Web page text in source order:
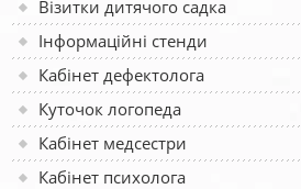
Візитки дитячого садка
Інформаційні стенди
Кабінет дефектолога
Куточок логопеда
Кабінет медсестри
Кабінет психолога